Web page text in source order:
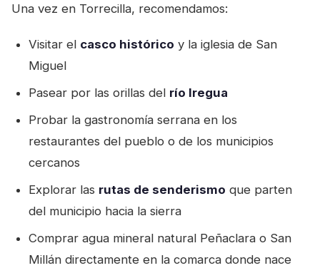
Una vez en Torrecilla, recomendamos:
Visitar el casco histórico y la iglesia de San
Miguel
Pasear por las orillas del río Iregua
Probar la gastronomía serrana en los
restaurantes del pueblo o de los municipios
cercanos
Explorar las rutas de senderismo que parten
del municipio hacia la sierra
Comprar agua mineral natural Peñaclara o San
Millán directamente en la comarca donde nace